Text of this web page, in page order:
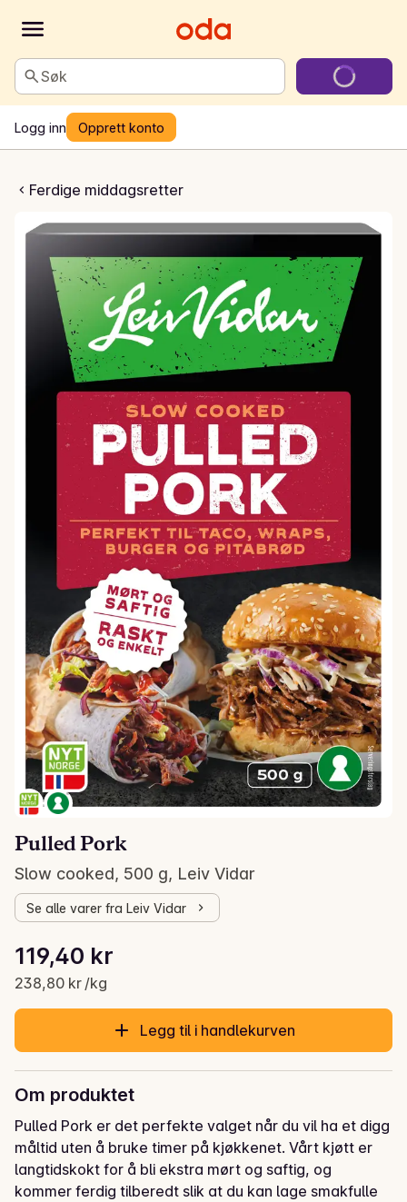
Søk
Logg inn Opprett konto
Ferdige middagsretter
Pork
Pulled Pork
Slow cooked, 500 g, Leiv Vidar
Se alle varer fra Leiv Vidar
Gjeldende pris er: 119,40 kr
119,40 kr
238,80 kr /kg
Stykkpris: 238,80 kr /kg
Legg til i handlekurven
Om produktet
Pulled Pork er det perfekte valget når du vil ha et digg
måltid uten å bruke timer på kjøkkenet. Vårt kjøtt er
langtidskokt for å bli ekstra mørt og saftig, og
kommer ferdig tilberedt slik at du kan lage smakfulle